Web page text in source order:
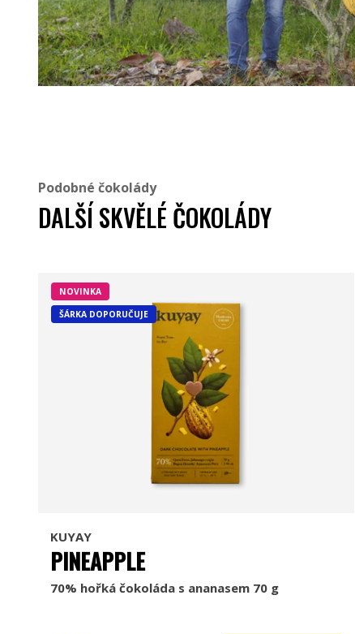
Podobné čokolády
DALŠÍ SKVĚLÉ ČOKOLÁDY
NOVINKA
ŠÁRKA DOPORUČUJE
KUYAY
PINEAPPLE
70% hořká čokoláda s ananasem 70 g